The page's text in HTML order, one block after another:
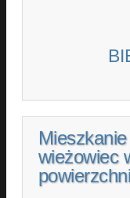
wieżowiec